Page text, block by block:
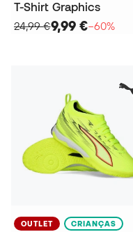
T-Shirt Graphics
24,99 €9,99 €−60%
OUTLET CRIANÇAS